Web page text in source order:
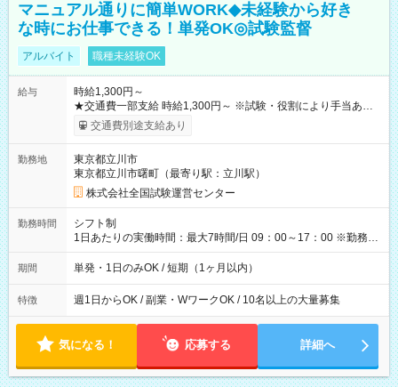
マニュアル通りに簡単WORK◆未経験から好き
な時にお仕事できる！単発OK◎試験監督
アルバイト 職種未経験OK
給与
時給1,300円～
★交通費一部支給 時給1,300円～ ※試験・役割により手当あり
※勤務回数により昇給あり 【即給（前払い）オプションあ
り！】 希望される場合、勤務から1週間ほどで給与の一部を受け
例】 ・河合塾模擬試験 8:30～17:30（休憩1時間） 時給1,300円
×8時間＝日収10,400円＋交通費 ※当日の役割により時給＋100
円の場合あり ・国家試験 7:00～13:30（休憩なし） 時給1,300
円（役割手当＋100円）×6時間＝日収8,400円＋交通費 【試用期
間】試用期間なし
交通費別途支給あり
勤務地
東京都立川市
東京都立川市曙町（最寄り駅：立川駅）
株式会社全国試験運営センター
勤務時間
シフト制
1日あたりの実働時間：最大7時間/日 09：00～17：00 ※勤務時
間は 試験により異なります。
期間 単発・1日のみOK / 短期（1ヶ月以内）
特徴 週1日からOK / 副業・WワークOK / 10名以上の大量募集
気になる！ 応募する 詳細へ